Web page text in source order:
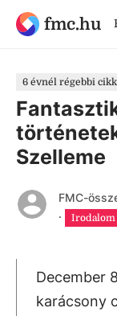
fmc.hu
6 évnél régebbi cikk
Szelleme
FMC-
·
Irodalom
December
karácsony